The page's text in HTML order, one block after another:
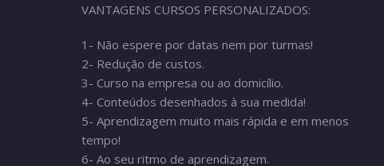
VANTAGENS CURSOS PERSONALIZADOS:
1- Não espere por datas nem por turmas!
2- Redução de custos.
3- Curso na empresa ou ao domicílio.
4- Conteúdos desenhados à sua medida!
5- Aprendizagem muito mais rápida e em menos
tempo!
6- Ao seu ritmo de aprendizagem.